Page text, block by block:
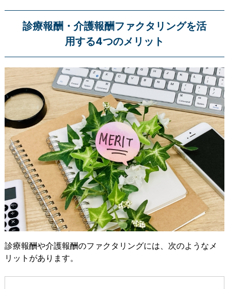
診療報酬・介護報酬ファクタリングを活
用する4つのメリット
診療報酬や介護報酬のファクタリングには、次のようなメ
リットがあります。